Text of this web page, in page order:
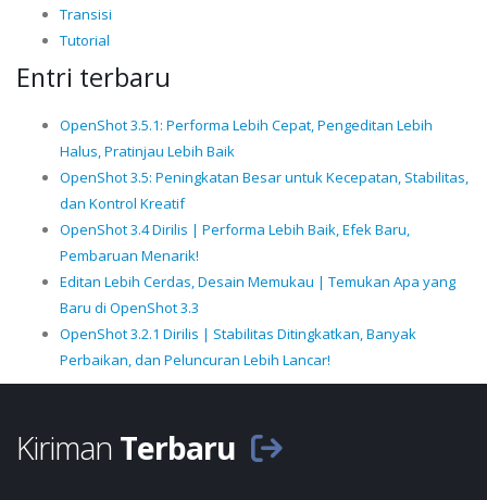
Transisi
Tutorial
Entri terbaru
OpenShot 3.5.1: Performa Lebih Cepat, Pengeditan Lebih
Halus, Pratinjau Lebih Baik
OpenShot 3.5: Peningkatan Besar untuk Kecepatan, Stabilitas,
dan Kontrol Kreatif
OpenShot 3.4 Dirilis | Performa Lebih Baik, Efek Baru,
Pembaruan Menarik!
Editan Lebih Cerdas, Desain Memukau | Temukan Apa yang
Baru di OpenShot 3.3
OpenShot 3.2.1 Dirilis | Stabilitas Ditingkatkan, Banyak
Perbaikan, dan Peluncuran Lebih Lancar!
Kiriman Terbaru